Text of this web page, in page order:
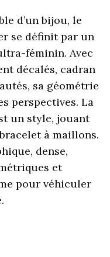
d’un bijou, le
se définit par un
féminin. Avec
décalés, cadran
sa géométrie
perspectives. La
un style, jouant
à maillons.
dense,
et
pour véhiculer